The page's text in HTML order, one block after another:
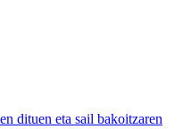
dituen eta sail bakoitzaren